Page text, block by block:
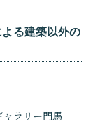
る建築以外の
ラリー門馬